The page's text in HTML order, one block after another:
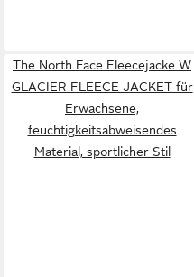
The North Face Fleecejacke W
GLACIER FLEECE JACKET für
Erwachsene,
feuchtigkeitsabweisendes
Material, sportlicher Stil